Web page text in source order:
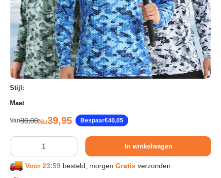
Tuin & Outdoor
Sport & Herstel
Wonen & Interieur
Huisdieren
Huishouden & Schoonmaak
Stijl:
Maat
VanReguliere prijs
80,00Verkoopprijs
Nu39,95 Bespaar€40,05
Aantal
In winkelwagen
Voor 23:59 besteld, morgen Gratis verzonden